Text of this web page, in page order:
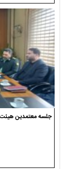
جلسه معتمدین هیئت